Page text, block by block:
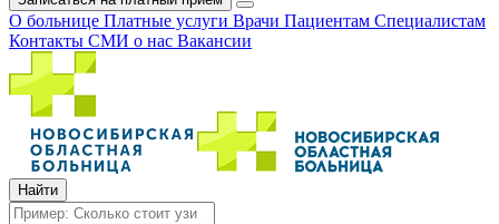
О больнице Платные услуги Врачи Пациентам Специалистам
Контакты СМИ о нас Вакансии